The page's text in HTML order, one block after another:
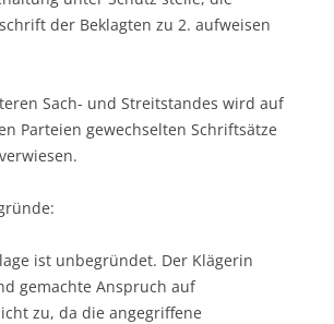
der Beklagten zu 2. aufweisen
Sach- und Streitstandes wird auf
Parteien gewechselten Schriftsätze
ist unbegründet. Der Klägerin
gemachte Anspruch auf
zu, da die angegriffene